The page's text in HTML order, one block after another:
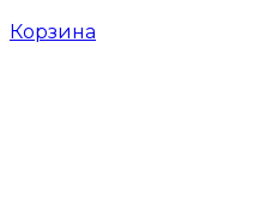
Корзина